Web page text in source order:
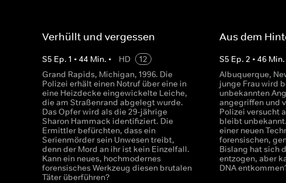
Verhüllt und vergessen
S5 Ep. 1 • 44 Min. • HD
12
Grand Rapids, Michigan, 1996. Die
Polizei erhält einen Notruf über eine in
eine Heizdecke eingewickelte Leiche,
die am Straßenrand abgelegt wurde.
Das Opfer wird als die 29-jährige
Sharon Hammack identifiziert. Die
Ermittler befürchten, dass ein
Serienmörder sein Unwesen treibt,
denn der Mord an ihr ist kein Einzelfall.
Kann ein neues, hochmodernes
forensisches Werkzeug diesen brutalen
Täter überführen?
Aus dem
S5 Ep.2 •46 Min.
Albuquerque,
junge Frau wird
unbekannten
angegriffen und
Polizei versucht
bleibt
einer neuen
forensischen,
Bislang hat sich
entzogen, aber
DNA